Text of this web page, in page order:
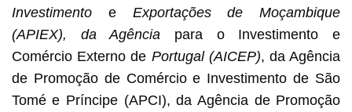
Investimentoe Exportações de Moçambique
(APIEX), da Agência para o Investimento e
Comércio Externo de Portugal (AICEP), da Agência
de Promoção de Comércio e Investimento de São
Tomé e Príncipe (APCI), da Agência de Promoção